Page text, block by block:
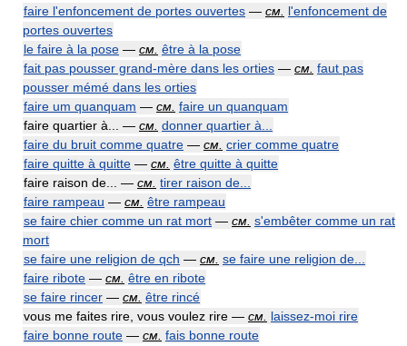
faire l'enfoncement de portes ouvertes — см. l'enfoncement de
portes ouvertes
le faire à la pose — см. être à la pose
fait pas pousser grand-mère dans les orties — см. faut pas
pousser mémé dans les orties
faire um quanquam — см. faire un quanquam
faire quartier à... — см. donner quartier à...
faire du bruit comme quatre — см. crier comme quatre
faire quitte à quitte — см. être quitte à quitte
faire raison de... — см. tirer raison de...
faire rampeau — см. être rampeau
se faire chier comme un rat mort — см. s'embêter comme un rat
mort
se faire une religion de qch — см. se faire une religion de...
faire ribote — см. être en ribote
se faire rincer — см. être rincé
vous me faites rire, vous voulez rire — см. laissez-moi rire
faire bonne route — см. fais bonne route